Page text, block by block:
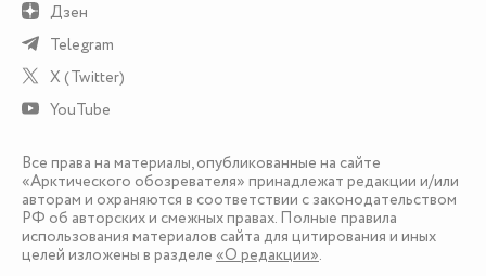
Дзен
Telegram
X (Twitter)
YouTube
Все права на материалы, опубликованные на сайте
«Арктического обозревателя» принадлежат редакции и/или
авторам и охраняются в соответствии с законодательством
РФ об авторских и смежных правах. Полные правила
использования материалов сайта для цитирования и иных
целей изложены в разделе «О редакции».